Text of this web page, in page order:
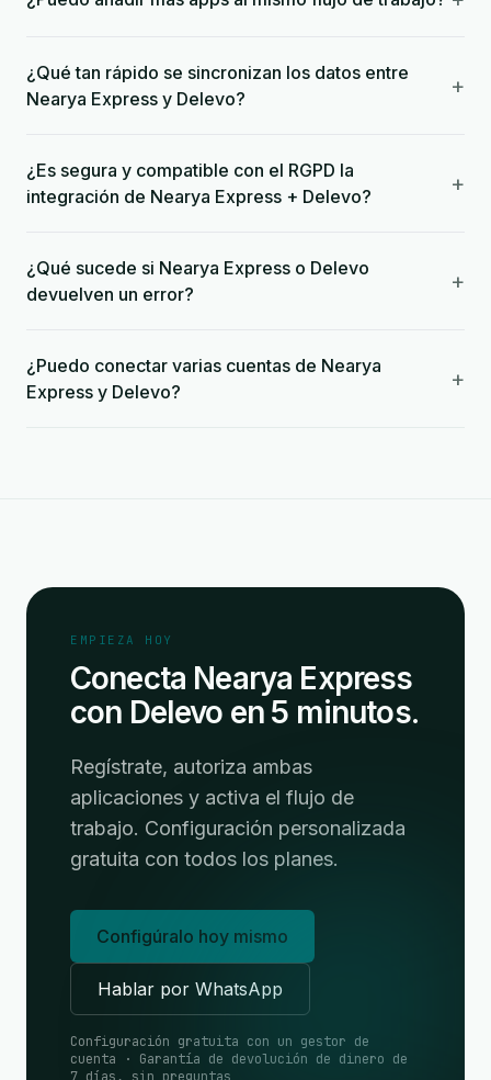
¿Qué tan rápido se sincronizan los datos entre
Nearya Express y Delevo?
+
¿Es segura y compatible con el RGPD la
integración de Nearya Express + Delevo?
+
¿Qué sucede si Nearya Express o Delevo
devuelven un error?
+
¿Puedo conectar varias cuentas de Nearya
Express y Delevo?
+
EMPIEZA HOY
Conecta Nearya Express
con Delevo en 5 minutos.
Regístrate, autoriza ambas
aplicaciones y activa el flujo de
trabajo. Configuración personalizada
gratuita con todos los planes.
Configúralo hoy mismo
Hablar por WhatsApp
Configuración gratuita con un gestor de
cuenta · Garantía de devolución de dinero de